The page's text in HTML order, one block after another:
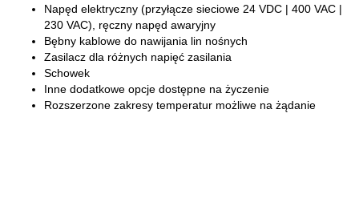
Napęd elektryczny (przyłącze sieciowe 24 VDC | 400 VAC |
230 VAC), ręczny napęd awaryjny
Bębny kablowe do nawijania lin nośnych
Zasilacz dla różnych napięć zasilania
Schowek
Inne dodatkowe opcje dostępne na życzenie
Rozszerzone zakresy temperatur możliwe na żądanie